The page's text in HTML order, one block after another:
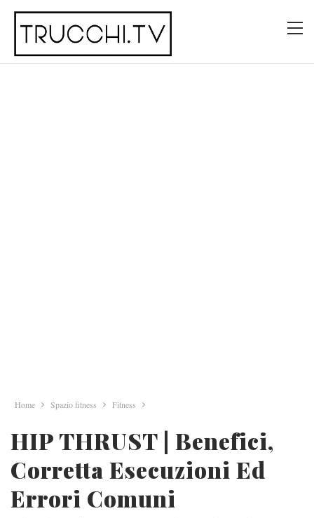
Home Spazio fitness Fitness
HIP THRUST | Benefici,
Corretta Esecuzioni Ed
Errori Comuni